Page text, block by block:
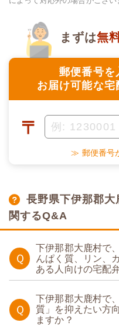
郵便番号を
お届け可能な
まずは無
〒
≫ 郵便番号
長野県下伊那郡大
関するQ&A
Ｑ
下伊那郡大鹿村で
んぱく質、リン、
ある人向けの宅配
Ｑ
下伊那郡大鹿村で
質」を抑えたい方
ますか？